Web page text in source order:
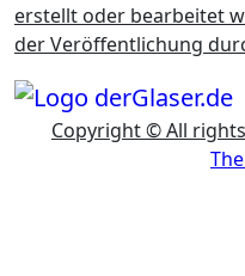
erstellt oder bearbeitet
der Veröffentlichung
Copyright © All